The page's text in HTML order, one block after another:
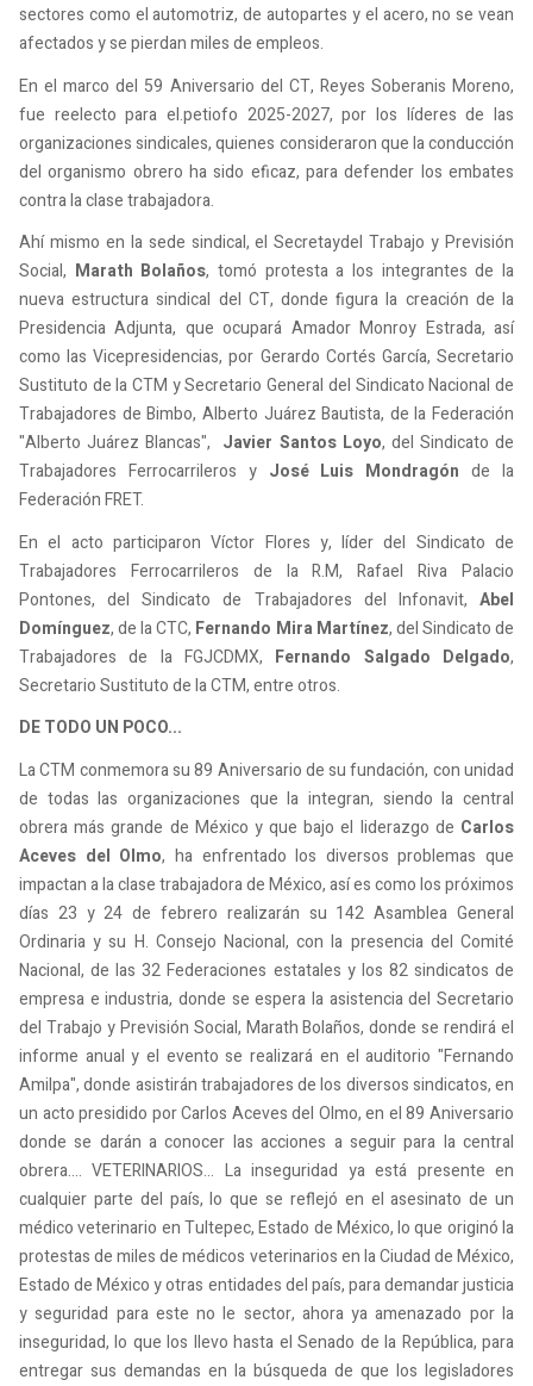
sectores como el automotriz, de autopartes y el acero, no se vean
afectados y se pierdan miles de empleos.
En el marco del 59 Aniversario del CT, Reyes Soberanis Moreno,
fue reelecto para el.petiofo 2025-2027, por los líderes de las
organizaciones sindicales, quienes consideraron que la conducción
del organismo obrero ha sido eficaz, para defender los embates
contra la clase trabajadora.
Ahí mismo en la sede sindical, el Secretaydel Trabajo y Previsión
Social, Marath Bolaños, tomó protesta a los integrantes de la
nueva estructura sindical del CT, donde figura la creación de la
Presidencia Adjunta, que ocupará Amador Monroy Estrada, así
como las Vicepresidencias, por Gerardo Cortés García, Secretario
Sustituto de la CTM y Secretario General del Sindicato Nacional de
Trabajadores de Bimbo, Alberto Juárez Bautista, de la Federación
"Alberto Juárez Blancas", Javier Santos Loyo, del Sindicato de
Trabajadores Ferrocarrileros y José Luis Mondragón de la
Federación FRET.
En el acto participaron Víctor Flores y, líder del Sindicato de
Trabajadores Ferrocarrileros de la R.M, Rafael Riva Palacio
Pontones, del Sindicato de Trabajadores del Infonavit, Abel
Domínguez, de la CTC, Fernando Mira Martínez, del Sindicato de
Trabajadores de la FGJCDMX, Fernando Salgado Delgado,
Secretario Sustituto de la CTM, entre otros.
DE TODO UN POCO...
La CTM conmemora su 89 Aniversario de su fundación, con unidad
de todas las organizaciones que la integran, siendo la central
obrera más grande de México y que bajo el liderazgo de Carlos
Aceves del Olmo, ha enfrentado los diversos problemas que
impactan a la clase trabajadora de México, así es como los próximos
días 23 y 24 de febrero realizarán su 142 Asamblea General
Ordinaria y su H. Consejo Nacional, con la presencia del Comité
Nacional, de las 32 Federaciones estatales y los 82 sindicatos de
empresa e industria, donde se espera la asistencia del Secretario
del Trabajo y Previsión Social, Marath Bolaños, donde se rendirá el
informe anual y el evento se realizará en el auditorio "Fernando
Amilpa", donde asistirán trabajadores de los diversos sindicatos, en
un acto presidido por Carlos Aceves del Olmo, en el 89 Aniversario
donde se darán a conocer las acciones a seguir para la central
obrera.... VETERINARIOS... La inseguridad ya está presente en
cualquier parte del país, lo que se reflejó en el asesinato de un
médico veterinario en Tultepec, Estado de México, lo que originó la
protestas de miles de médicos veterinarios en la Ciudad de México,
Estado de México y otras entidades del país, para demandar justicia
y seguridad para este no le sector, ahora ya amenazado por la
inseguridad, lo que los llevo hasta el Senado de la República, para
entregar sus demandas en la búsqueda de que los legisladores